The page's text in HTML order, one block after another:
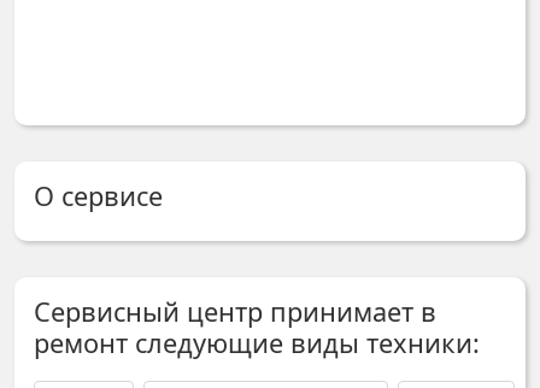
О сервисе
Сервисный центр принимает в
ремонт следующие виды техники: